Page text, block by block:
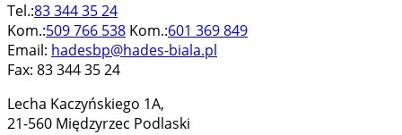
Tel.:83 344 35 24
Kom.:509 766 538 Kom.:601 369 849
Email: hadesbp@hades-biala.pl
Fax: 83 344 35 24
Lecha Kaczyńskiego 1A,
21-560 Międzyrzec Podlaski